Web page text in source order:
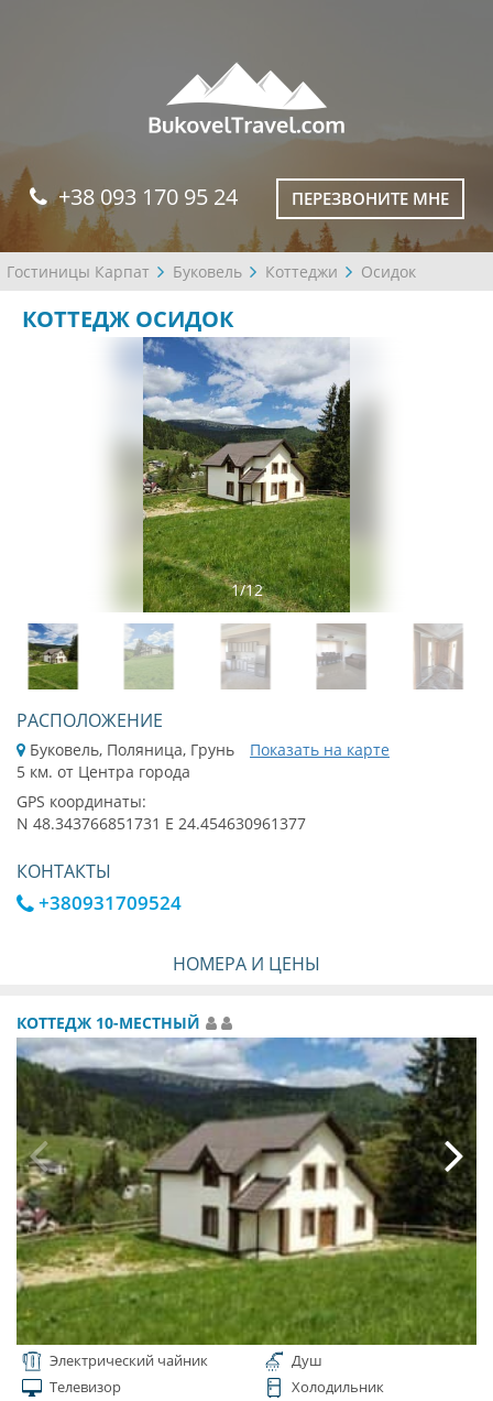
+38 093 170 95 24 ПЕРЕЗВОНИТЕ МНЕ
Гостиницы Карпат Буковель Коттеджи Осидок
КОТТЕДЖ ОСИДОК
1/12
РАСПОЛОЖЕНИЕ
Буковель, Поляница, Грунь
Показать на карте
5 км. от Центра города
GPS координаты:
N 48.343766851731 E 24.454630961377
КОНТАКТЫ
+380931709524
НОМЕРА И ЦЕНЫ
КОТТЕДЖ 10-МЕСТНЫЙ
Электрический чайник
Душ
Телевизор
Холодильник